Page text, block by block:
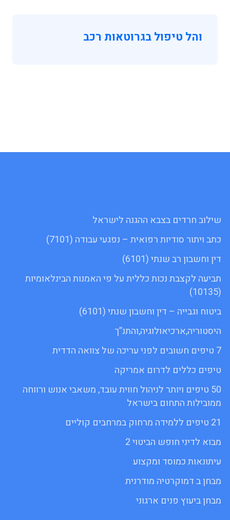
והל טיפול בגרוטאות רכב
שילוב חרדים בצבא ההגנה לישראל
כתב ויתור סודיות רפואית – נפגעי עבודה (7101)
דין וחשבון רב שנתי (6101)
תביעה לקצבת נכות כללית על פי האמנות הבינלאומיות
(10135)
ביטוח וגבייה – דין וחשבון שנתי (6101)
היסטוריה,ארכיאולוגיה,והתנ”ך
7 טיפים חשובים לפני עריכה של צוואה הדדית
טיפים כללים לדרום אמריקה
50 טיפים ויותר לניהול חווית עובד, משאבי אנוש ורווחה
ממובילות התחום בישראל
21 טיפים ללמידה מרחוק במרחבים קוליים
מבוא לדיני חופש הביטוי 2
עיתונאות כמוסד ומקצוע
מבחן ב דמוקרטיה מודרנית
מבחן ביעוץ פנים ארגוני